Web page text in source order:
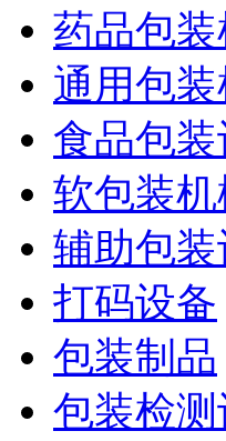
药品包
通用包
食品包
软包装机
辅助包装
打码设备
包装制品
包装检测